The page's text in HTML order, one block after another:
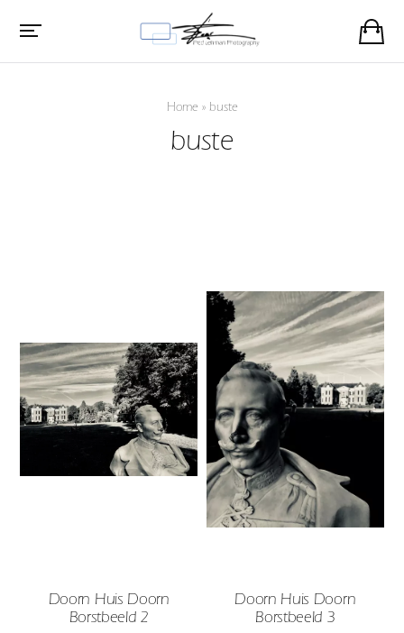
Home » buste
buste
Doorn Huis Doorn
Borstbeeld 2
Doorn Huis Doorn
Borstbeeld 3